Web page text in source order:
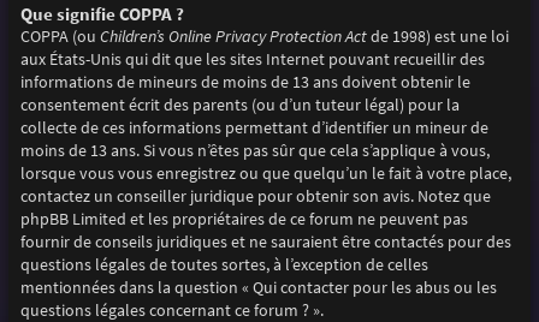
Que signifie COPPA ?
COPPA (ou Children’s Online Privacy Protection Actde 1998) est une loi
aux États-Unis qui dit que les sites Internet pouvant recueillir des
informations de mineurs de moins de 13 ans doivent obtenir le
consentement écrit des parents (ou d’un tuteur légal) pour la
collecte de ces informations permettant d’identifier un mineur de
moins de 13 ans. Si vous n’êtes pas sûr que cela s’applique à vous,
lorsque vous vous enregistrez ou que quelqu’un le fait à votre place,
contactez un conseiller juridique pour obtenir son avis. Notez que
phpBB Limited et les propriétaires de ce forum ne peuvent pas
fournir de conseils juridiques et ne sauraient être contactés pour des
questions légales de toutes sortes, à l’exception de celles
mentionnées dans la question « Qui contacter pour les abus ou les
questions légales concernant ce forum ? ».